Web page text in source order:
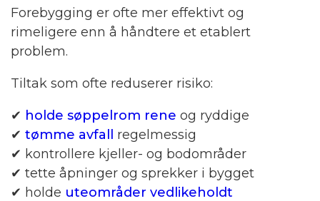
Forebygging er ofte mer effektivt og
rimeligere enn å håndtere et etablert
problem.
Tiltak som ofte reduserer risiko:
✔ holde søppelrom rene og ryddige
✔ tømme avfall regelmessig
✔ kontrollere kjeller- og bodområder
✔ tette åpninger og sprekker i bygget
✔ holde uteområder vedlikeholdt